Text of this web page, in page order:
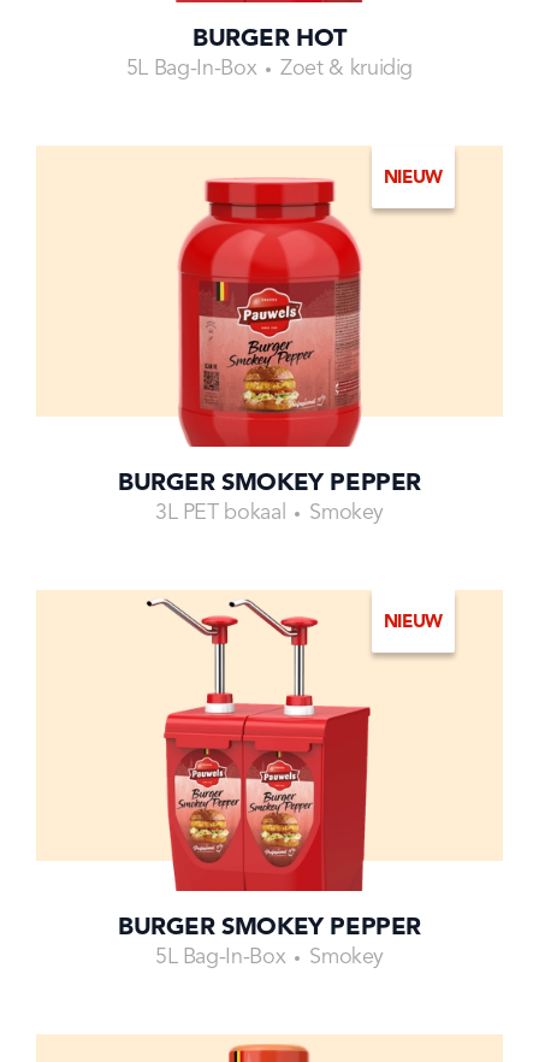
BURGER HOT
5L Bag-In-Box Zoet & kruidig
NIEUW
BURGER SMOKEY PEPPER
3L PET bokaal Smokey
NIEUW
BURGER SMOKEY PEPPER
5L Bag-In-Box Smokey